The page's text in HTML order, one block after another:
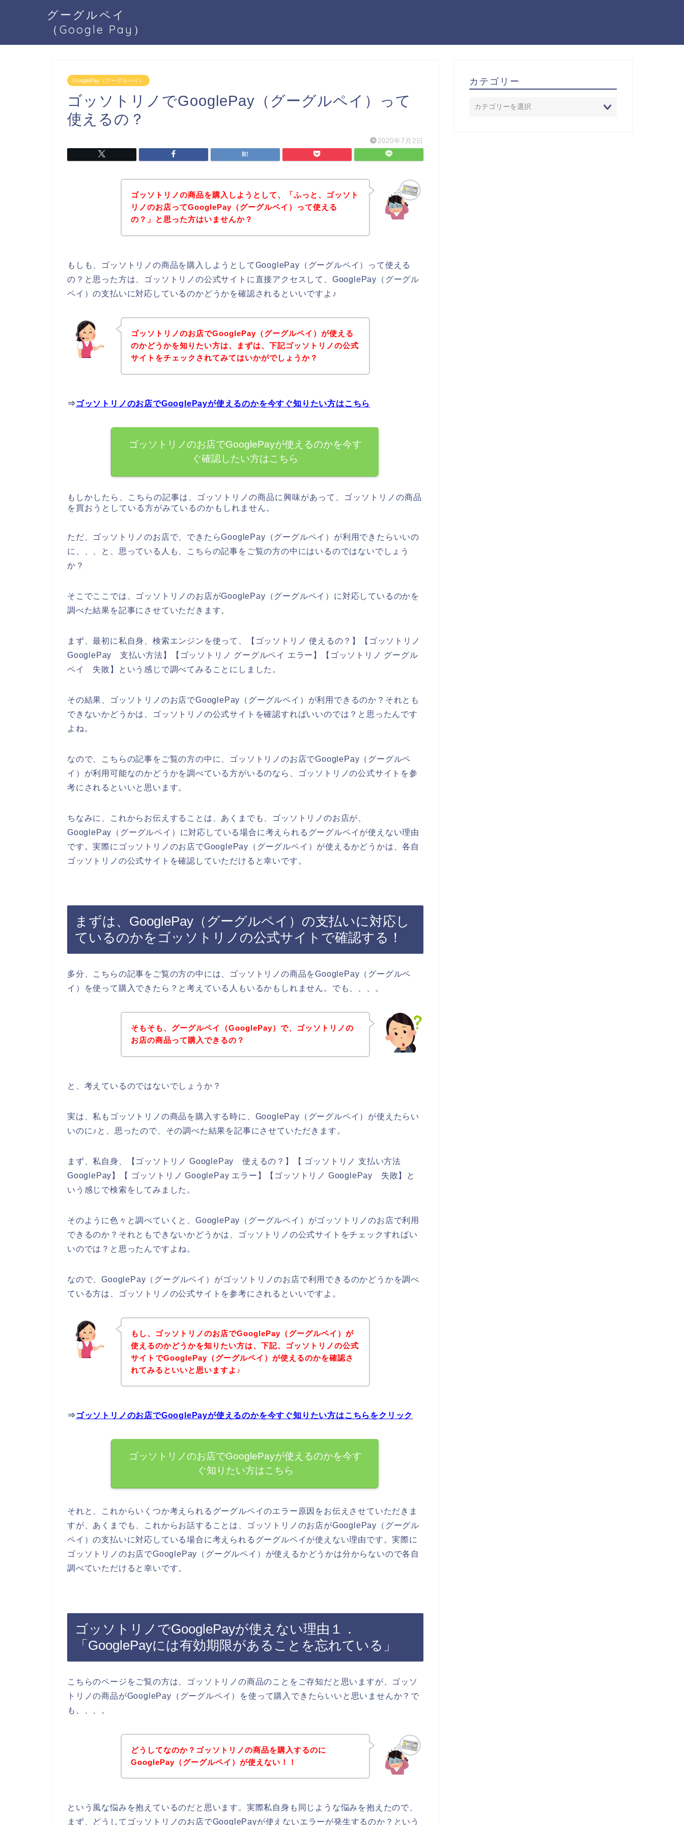
グーグルペイ
（Google Pay）
GooglePay（グーグルペイ）
ゴッソトリノでGooglePay（グーグルペイ）って
使えるの？
2020年7月2日
ゴッソトリノの商品を購入しようとして、「ふっと、ゴッソト
リノのお店ってGooglePay（グーグルペイ）って使える
の？」と思った方はいませんか？
もしも、ゴッソトリノの商品を購入しようとしてGooglePay（グーグルペイ）って使える
の？と思った方は、ゴッソトリノの公式サイトに直接アクセスして、GooglePay（グーグル
ペイ）の支払いに対応しているのかどうかを確認されるといいですよ♪
ゴッソトリノのお店でGooglePay（グーグルペイ）が使える
のかどうかを知りたい方は、まずは、下記ゴッソトリノの公式
サイトをチェックされてみてはいかがでしょうか？
⇒ ゴッソトリノのお店でGooglePayが使えるのかを今すぐ知りたい方はこちら
ゴッソトリノのお店でGooglePayが使えるのかを今す
ぐ確認したい方はこちら
もしかしたら、こちらの記事は、ゴッソトリノの商品に興味があって、ゴッソトリノの商品
を買おうとしている方がみているのかもしれません。
ただ、ゴッソトリノのお店で、できたらGooglePay（グーグルペイ）が利用できたらいいの
に、、、と、思っている人も、こちらの記事をご覧の方の中にはいるのではないでしょう
か？
そこでここでは、ゴッソトリノのお店がGooglePay（グーグルペイ）に対応しているのかを
調べた結果を記事にさせていただきます。
まず、最初に私自身、検索エンジンを使って、【ゴッソトリノ 使えるの？】【ゴッソトリノ
GooglePay 支払い方法】【ゴッソトリノ グーグルペイ エラー】【ゴッソトリノ グーグル
ペイ 失敗】という感じで調べてみることにしました。
その結果、ゴッソトリノのお店でGooglePay（グーグルペイ）が利用できるのか？それとも
できないかどうかは、ゴッソトリノの公式サイトを確認すればいいのでは？と思ったんです
よね。
なので、こちらの記事をご覧の方の中に、ゴッソトリノのお店でGooglePay（グーグルペ
イ）が利用可能なのかどうかを調べている方がいるのなら、ゴッソトリノの公式サイトを参
考にされるといいと思います。
ちなみに、これからお伝えすることは、あくまでも、ゴッソトリノのお店が、
GooglePay（グーグルペイ）に対応している場合に考えられるグーグルペイが使えない理由
です。実際にゴッソトリノのお店でGooglePay（グーグルペイ）が使えるかどうかは、各自
ゴッソトリノの公式サイトを確認していただけると幸いです。
まずは、GooglePay（グーグルペイ）の支払いに対応し
ているのかをゴッソトリノの公式サイトで確認する！
多分、こちらの記事をご覧の方の中には、ゴッソトリノの商品をGooglePay（グーグルペ
イ）を使って購入できたら？と考えている人もいるかもしれません。でも、、、。
そもそも、グーグルペイ（GooglePay）で、ゴッソトリノの
お店の商品って購入できるの？
と、考えているのではないでしょうか？
実は、私もゴッソトリノの商品を購入する時に、GooglePay（グーグルペイ）が使えたらい
いのに♪と、思ったので、その調べた結果を記事にさせていただきます。
まず、私自身、【ゴッソトリノ GooglePay 使えるの？】【 ゴッソトリノ 支払い方法
GooglePay】【 ゴッソトリノ GooglePay エラー】【ゴッソトリノ GooglePay 失敗】と
いう感じで検索をしてみました。
そのように色々と調べていくと、GooglePay（グーグルペイ）がゴッソトリノのお店で利用
できるのか？それともできないかどうかは、ゴッソトリノの公式サイトをチェックすればい
いのでは？と思ったんですよね。
なので、GooglePay（グーグルペイ）がゴッソトリノのお店で利用できるのかどうかを調べ
ている方は、ゴッソトリノの公式サイトを参考にされるといいですよ。
もし、ゴッソトリノのお店でGooglePay（グーグルペイ）が
使えるのかどうかを知りたい方は、下記、ゴッソトリノの公式
サイトでGooglePay（グーグルペイ）が使えるのかを確認さ
れてみるといいと思いますよ♪
⇒ ゴッソトリノのお店でGooglePayが使えるのかを今すぐ知りたい方はこちらをクリック
ゴッソトリノのお店でGooglePayが使えるのかを今す
ぐ知りたい方はこちら
それと、これからいくつか考えられるグーグルペイのエラー原因をお伝えさせていただきま
すが、あくまでも、これからお話することは、ゴッソトリノのお店がGooglePay（グーグル
ペイ）の支払いに対応している場合に考えられるグーグルペイが使えない理由です。実際に
ゴッソトリノのお店でGooglePay（グーグルペイ）が使えるかどうかは分からないので各自
調べていただけると幸いです。
ゴッソトリノでGooglePayが使えない理由１．
「GooglePayには有効期限があることを忘れている」
こちらのページをご覧の方は、ゴッソトリノの商品のことをご存知だと思いますが、ゴッソ
トリノの商品がGooglePay（グーグルペイ）を使って購入できたらいいと思いませんか？で
も、、、。
どうしてなのか？ゴッソトリノの商品を購入するのに
GooglePay（グーグルペイ）が使えない！！
という風な悩みを抱えているのだと思います。実際私自身も同じような悩みを抱えたので、
まず、どうしてゴッソトリノのお店でGooglePayが使えないエラーが発生するのか？という
カテゴリー